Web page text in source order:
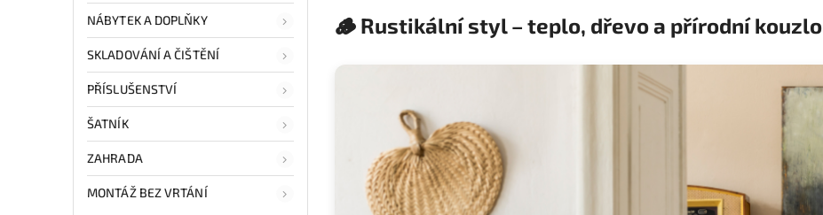
NÁBYTEK A DOPLŇKY
SKLADOVÁNÍ A ČIŠTĚNÍ
PŘÍSLUŠENSTVÍ
ŠATNÍK
ZAHRADA
MONTÁŽ BEZ VRTÁNÍ
🪵 Rustikální styl – teplo, dřevo a přírodní kouzlo